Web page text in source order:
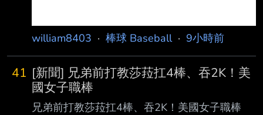
william8403 · 棒球 Baseball· 9小時前
41 [新聞] 兄弟前打教莎菈扛4棒、吞2K！美
國女子職棒
兄弟前打教莎菈扛4棒、吞2K！美國女子職棒